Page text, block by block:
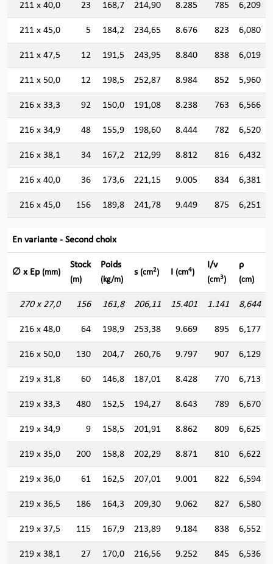
211 x 40,0 23 168,7 214,90 8.285 785 6,209
211 x 45,0 5 184,2 234,65 8.676 823 6,080
211 x 47,5 12 191,5 243,95 8.840 838 6,019
211 x 50,0 12 198,5 252,87 8.984 852 5,960
216 x 33,3 92 150,0 191,08 8.238 763 6,566
216 x 34,9 48 155,9 198,60 8.444 782 6,520
216 x 38,1 34 167,2 212,99 8.812 816 6,432
216 x 40,0 36 173,6 221,15 9.005 834 6,381
216 x 45,0 156 189,8 241,78 9.449 875 6,251
En variante - Second choix
∅ x Ep (mm)
Stock
(m)
Poids
(kg/m)
s (cm2) I (cm4)
I/v
(cm3)
ρ
(cm)
270 x 27,0 156 161,8 206,11 15.401 1.141 8,644
216 x 48,0 64 198,9 253,38 9.669 895 6,177
216 x 50,0 130 204,7 260,76 9.797 907 6,129
219 x 31,8 60 146,8 187,01 8.428 770 6,713
219 x 33,3 480 152,5 194,27 8.643 789 6,670
219 x 34,9 9 158,5 201,91 8.862 809 6,625
219 x 35,0 200 158,8 202,29 8.871 810 6,622
219 x 36,0 61 162,5 207,01 9.001 822 6,594
219 x 36,5 186 164,3 209,30 9.062 827 6,580
219 x 37,5 115 167,9 213,89 9.184 838 6,552
219 x 38,1 27 170,0 216,56 9.252 845 6,536